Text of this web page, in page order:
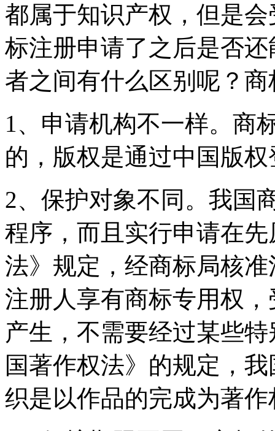
都属于知识产权，但是
标注册申请了之后是否
者之间有什么区别呢？
1、申请机构不一样。商
的，版权是通过中国版
2、保护对象不同。我国
程序，而且实行申请在
法》规定，经商标局核
注册人享有商标专用权
产生，不需要经过某些
国著作权法》的规定，
织是以作品的完成为著